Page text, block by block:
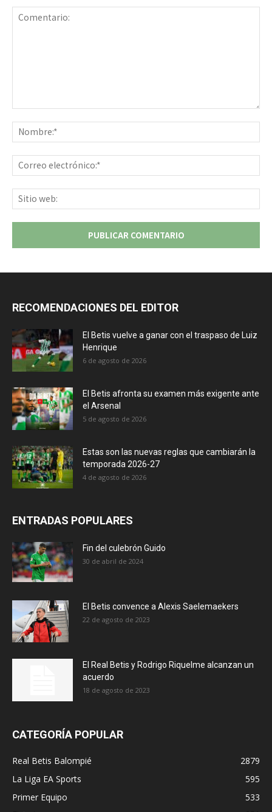
RECOMENDACIONES DEL EDITOR
El Betis vuelve a ganar con el traspaso de Luiz
Henrique
6 de agosto de 2026
El Betis afronta su examen más exigente ante
el Arsenal
5 de agosto de 2026
Estas son las nuevas reglas que cambiarán la
temporada 2026-27
4 de agosto de 2026
ENTRADAS POPULARES
Fin del culebrón Guido
30 de abril de 2024
El Betis convence a Alexis Saelemaekers
22 de agosto de 2023
El Real Betis y Rodrigo Riquelme alcanzan un
acuerdo
18 de agosto de 2023
CATEGORÍA POPULAR
Real Betis Balompié
2879
La Liga EA Sports
595
Primer Equipo
533